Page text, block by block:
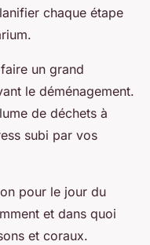
chaque étape
un grand
le déménagement.
de déchets à
subi par vos
pour le jour du
et dans quoi
et coraux.